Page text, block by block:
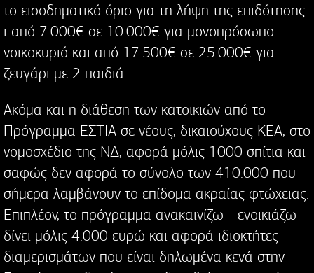
το εισοδηματικό όριο για τη λήψη της επιδότησης
ι από 7.000€ σε 10.000€ για μονοπρόσωπο
νοικοκυριό και από 17.500€ σε 25.000€ για
ζευγάρι με 2 παιδιά.
Ακόμα και η διάθεση των κατοικιών από το
Πρόγραμμα ΕΣΤΙΑ σε νέους, δικαιούχους ΚΕΑ, στο
νομοσχέδιο της ΝΔ, αφορά μόλις 1000 σπίτια και
σαφώς δεν αφορά το σύνολο των 410.000 που
σήμερα λαμβάνουν το επίδομα ακραίας φτώχειας.
Επιπλέον, το πρόγραμμα ανακαινίζω - ενοικιάζω
δίνει μόλις 4.000 ευρώ και αφορά ιδιοκτήτες
διαμερισμάτων που είναι δηλωμένα κενά στην